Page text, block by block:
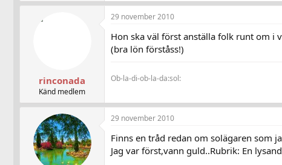
rinconada
Känd medlem
29 november 2010
Hon ska väl först anställa folk runt om i
(bra lön förståss!)
Ob-la-di-ob-la-da:sol:
29 november 2010
Finns en tråd redan om solägaren som
Jag var först,vann guld..Rubrik: En